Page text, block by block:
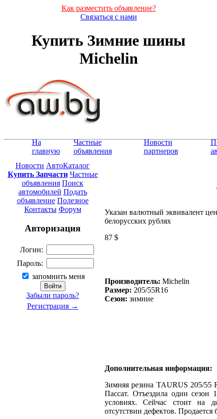
Как разместить объявление?
Связаться с нами
Купить Зимние шины
Michelin
На
главную
Частные
объявления
Новости
партнеров
Новости АвтоКаталог
Купить Запчасти Частные
объявления Поиск
автомобилей Подать
объявление Полезное
Контакты Форум
Авторизация
Логин:
Пароль:
запомнить меня
Забыли пароль?
Регистрация →
Указан валютный эквивалент
белорусских рублях
87 $
Производитель: Michelin
Размер: 205/55R16
Сезон: зимние
Дополнительная информация:
Зимняя резина TAURUS 205/55
Пассат. Отъездила один сезон
условиях. Сейчас стоит на
отсутствии дефектов. Продается